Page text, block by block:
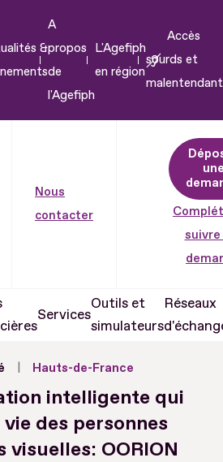
&
A
propos
de
l'Agefiph
L'Agefiph
en région
Accès
sourds et
Nous
contacter
suivre
Services
Outils et
simulateurs
Réseaux
Hauts-de-France
intelligente qui
des personnes
visuelles: OORION